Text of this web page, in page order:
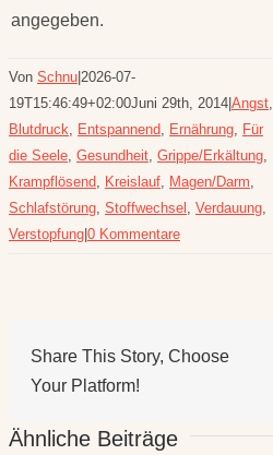
angegeben.
Von Schnu 2026-07-
19T15:46:49+02:00Juni 29th, 2014 Angst,
Blutdruck, Entspannend, Ernährung, Für
die Seele, Gesundheit, Grippe/Erkältung,
Krampflösend, Kreislauf, Magen/Darm,
Schlafstörung, Stoffwechsel , Verdauung,
Verstopfung 0 Kommentare
Share This Story, Choose
Your Platform!
Ähnliche Beiträge